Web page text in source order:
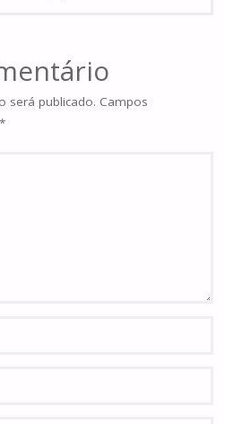
será publicado. Campos
*